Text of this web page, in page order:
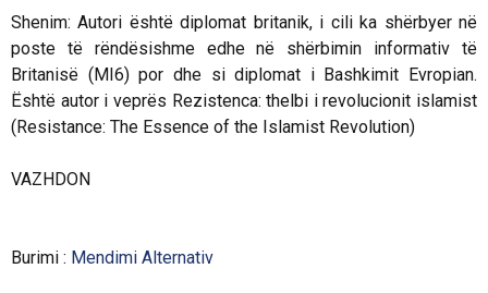
Shenim: Autori është diplomat britanik, i cili ka shërbyer në
poste të rëndësishme edhe në shërbimin informativ të
Britanisë (MI6) por dhe si diplomat i Bashkimit Evropian.
Është autor i veprës Rezistenca: thelbi i revolucionit islamist
(Resistance: The Essence of the Islamist Revolution)
VAZHDON
Burimi : Mendimi Alternativ